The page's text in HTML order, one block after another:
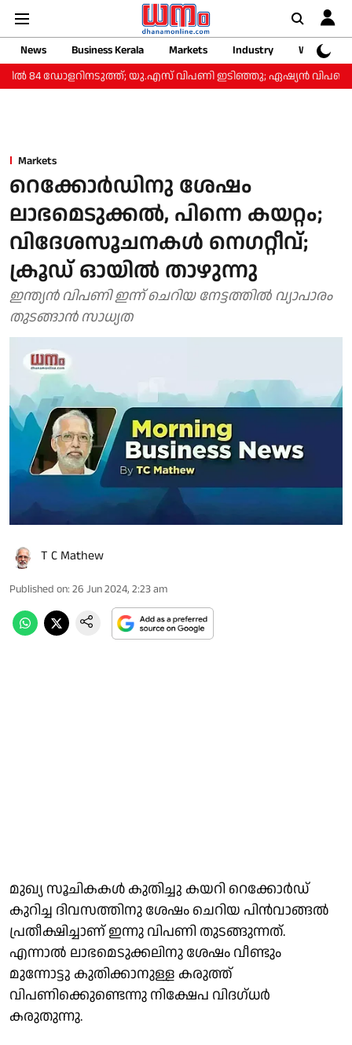
News Business Kerala Markets Industry
Web
ഡോളറിനടുത്ത്; യു.എസ് വിപണി ഇടിഞ്ഞു; ഏഷ്യൻ വിപണികൾ
Markets
റെക്കോർഡിനു ശേഷം
ലാഭമെടുക്കൽ, പിന്നെ കയറ്റം;
വിദേശസൂചനകൾ നെഗറ്റീവ്;
ക്രൂഡ് ഓയിൽ താഴുന്നു
ഇന്ത്യൻ വിപണി ഇന്ന് ചെറിയ നേട്ടത്തിൽ വ്യാപാരം
തുടങ്ങാൻ സാധ്യത
T C Mathew
Published on: 26 Jun 2024, 2:23 am
മുഖ്യ സൂചികകൾ കുതിച്ചു കയറി റെക്കോർഡ്
കുറിച്ച ദിവസത്തിനു ശേഷം ചെറിയ പിൻവാങ്ങൽ
പ്രതീക്ഷിച്ചാണ് ഇന്നു വിപണി തുടങ്ങുന്നത്.
എന്നാൽ ലാഭമെടുക്കലിനു ശേഷം വീണ്ടും
മുന്നോട്ടു കുതിക്കാനുള്ള കരുത്ത്
വിപണിക്കുെണ്ടെന്നു നിക്ഷേപ വിദഗ്ധർ
കരുതുന്നു.